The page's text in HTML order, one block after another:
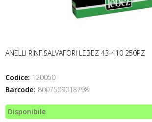
ANELLI RINF.SALVAFORI LEBEZ 43-410 250PZ
Codice: 120050
Barcode: 8007509018798
Disponibile